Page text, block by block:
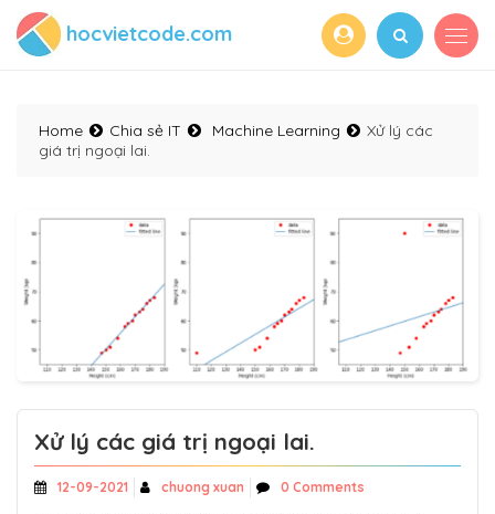
hocvietcode.com
Home Chia sẻ IT Machine Learning
Xử lý các
giá trị ngoại lai.
Xử lý các giá trị ngoại lai.
12-09-2021 chuong xuan 0 Comments